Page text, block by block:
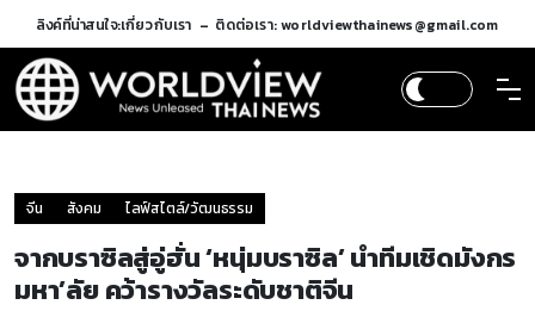
ลิงค์ที่น่าสนใจ:เกี่ยวกับเรา ติดต่อเรา: worldviewthainews@gmail.com
จีน สังคม ไลฟ์สไตล์/วัฒนธรรม
จากบราซิลสู่อู่ฮั่น ‘หนุ่มบราซิล’ นำทีมเชิดมังกร
มหา’ลัย คว้ารางวัลระดับชาติจีน